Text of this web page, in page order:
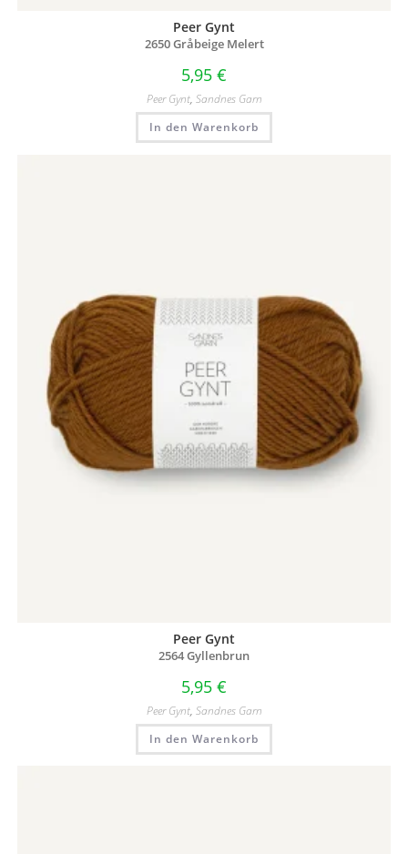
Peer Gynt
2650 Gråbeige Melert
5,95 €
Peer Gynt, Sandnes Garn
In den Warenkorb
Peer Gynt
2564 Gyllenbrun
5,95 €
Peer Gynt, Sandnes Garn
In den Warenkorb